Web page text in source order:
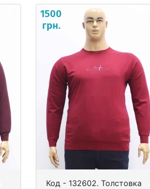
1500
грн.
Код - 132602. Толстовка